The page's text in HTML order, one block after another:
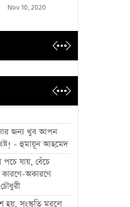
Nov 10, 2020
জন্য খুব আপন
- হুমায়ূন আহমেদ
যায়, বেঁচে
অকারণে
হয়, সংস্কৃতি মরলে